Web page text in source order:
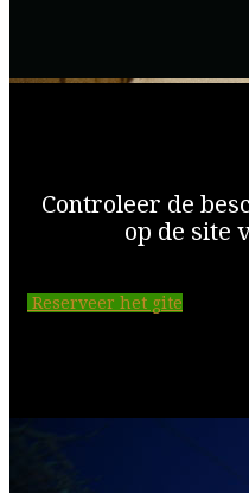
gite
Controleer de
op de site
Reserveer het gite